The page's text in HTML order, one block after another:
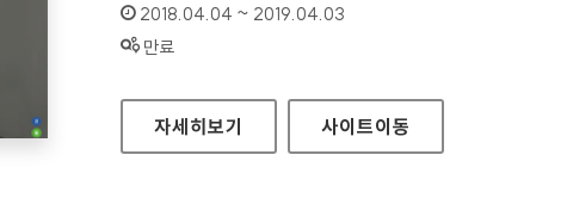
인증기간 :
2018.04.04 ~ 2019.04.03
상태 :
만료
행복나눔재단 대표 홈페이지
자세히보기 사이트이동